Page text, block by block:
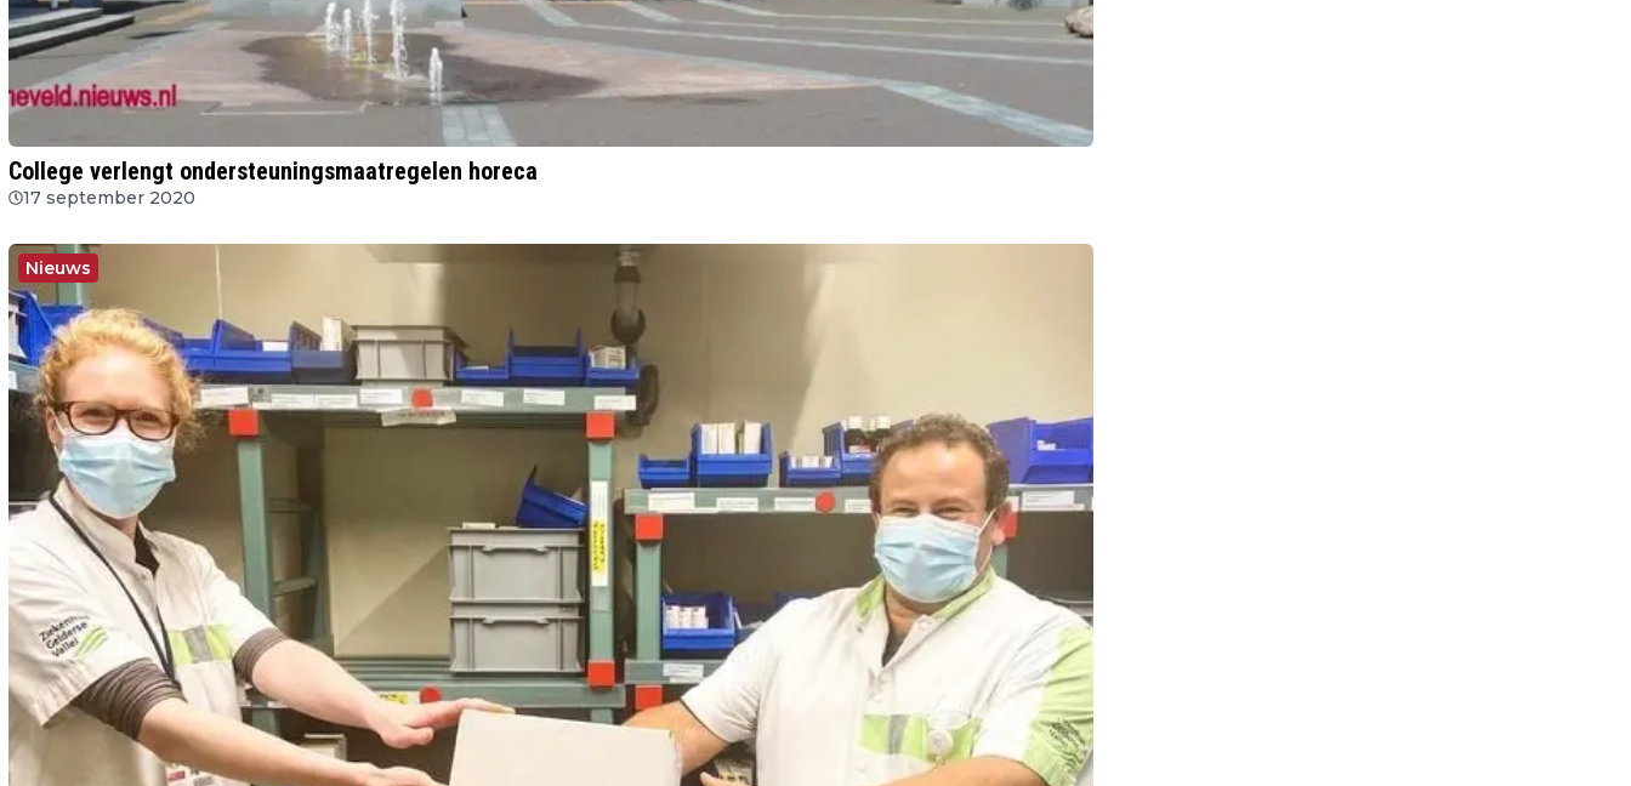
College verlengt ondersteuningsmaatregelen horeca
17 september 2020
Nieuws